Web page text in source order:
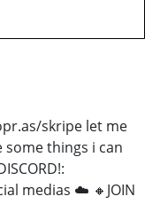
skripe let me
some things i can
medias ☁ 🔸JOIN